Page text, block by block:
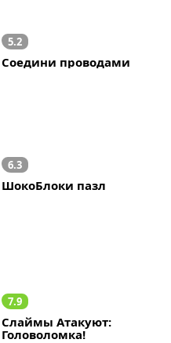
5.2
Соедини проводами
6.3
ШокоБлоки пазл
7.9
Слаймы Атакуют:
Головоломка!